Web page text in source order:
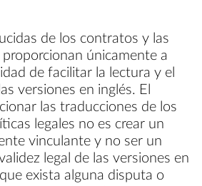
de los contratos y las
únicamente a
de facilitar la lectura y el
versiones en inglés. El
las traducciones de los
legales no es crear un
vinculante y no ser un
legal de las versiones en
exista alguna disputa o